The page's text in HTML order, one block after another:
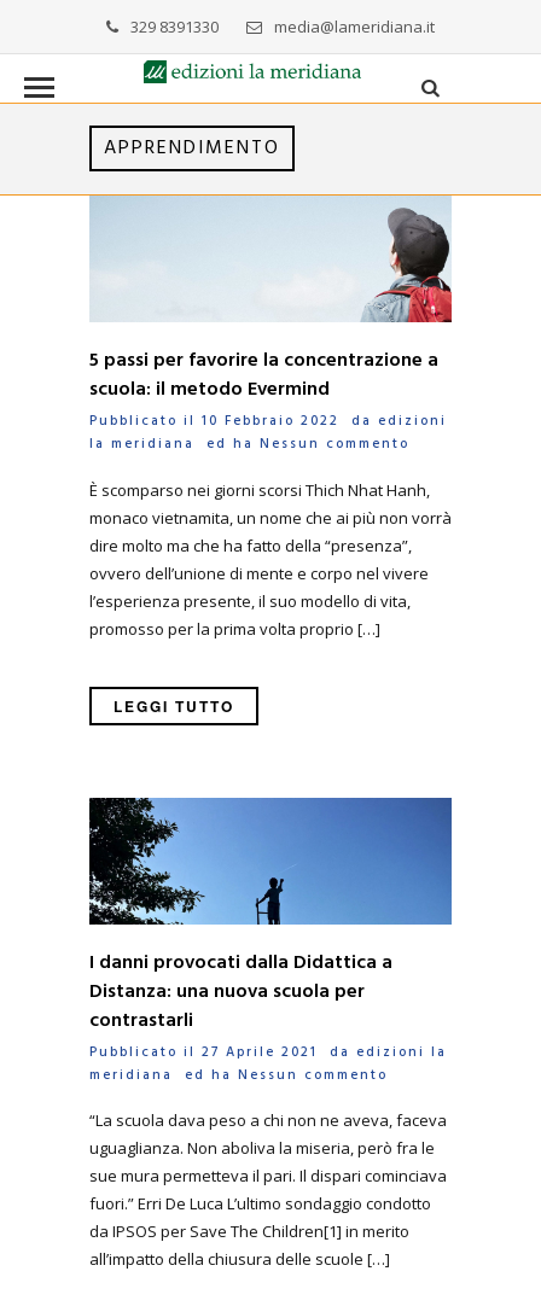
329 8391330 media@lameridiana.it
APPRENDIMENTO
5 passi per favorire la concentrazione a
scuola: il metodo Evermind
Pubblicato il 10 Febbraio 2022 da edizioni
la meridiana
ed ha Nessun commento
È scomparso nei giorni scorsi Thich Nhat Hanh,
monaco vietnamita, un nome che ai più non vorrà
dire molto ma che ha fatto della “presenza”,
ovvero dell’unione di mente e corpo nel vivere
l’esperienza presente, il suo modello di vita,
promosso per la prima volta proprio […]
LEGGI TUTTO
I danni provocati dalla Didattica a
Distanza: una nuova scuola per
contrastarli
Pubblicato il 27 Aprile 2021 da edizioni la
meridiana
ed ha Nessun commento
“La scuola dava peso a chi non ne aveva, faceva
uguaglianza. Non aboliva la miseria, però fra le
sue mura permetteva il pari. Il dispari cominciava
fuori.” Erri De Luca L’ultimo sondaggio condotto
da IPSOS per Save The Children[1] in merito
all’impatto della chiusura delle scuole […]